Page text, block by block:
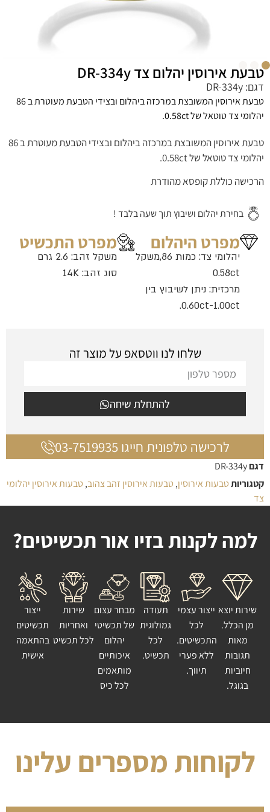
טבעת אירוסין יהלום צד DR-334y
דגם: DR-334y
טבעת אירוסין המשובצת במרכזה ביהלום ובצידי הטבעת מעוטרת ב 86
יהלומי צד טוטאל של 0.58ct.
טבעת אירוסין המשובצת במרכזה ביהלום ובצידי הטבעת מעוטרת ב 86
יהלומי צד טוטאל של 0.58ct.
הרכישה כוללת קופסא מהודרת
בחירת יהלום ושיבוץ תוך שעה בלבד !
מפרט היהלום
יהלומי צד: כמות 86,משקל
0.58ct
מרכזית: ניתן לשיבוץ בין
0.60ct-1.00ct.
מפרט התכשיט
משקל זהב: 2.6 גרם
סוג זהב: 14K
שלחו לנו ווטסאפ על מוצר זה
להתחלת שיחה
לרכישה טלפונית חייגו 03-7519935
דגםDR-334y
קטגוריותטבעות אירוסין, טבעות אירוסין זהב צהוב, טבעות אירוסין יהלומי
צד
למה לקנות בזיו אור תכשיטים?
שירות יוצא
מן הכלל.
מאות
תגובות
חיוביות
בגוגל.
ייצור עצמי
לכל
התכשיטים.
ללא פערי
תיווך.
תעודה
גמולוגית
לכל
תכשיט.
מבחר עצום
של תכשיטי
יהלום
איכותיים
מותאמים
לכל כיס
שירות
ואחריות
לכל תכשיט
ייצור
תכשיטים
בהתאמה
אישית
לקוחות מספרים עלינו